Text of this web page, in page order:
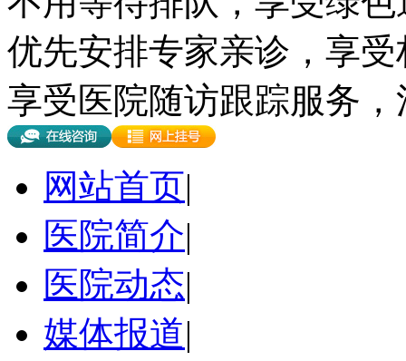
优先安排专家亲诊，享
享受医院随访跟踪服务
网站首页|
医院简介|
医院动态|
媒体报道|